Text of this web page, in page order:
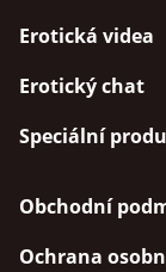
Erotická videa
Erotický chat
Speciální
Obchodní
Ochrana